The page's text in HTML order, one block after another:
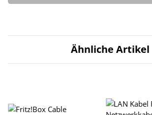
Ähnliche Artikel